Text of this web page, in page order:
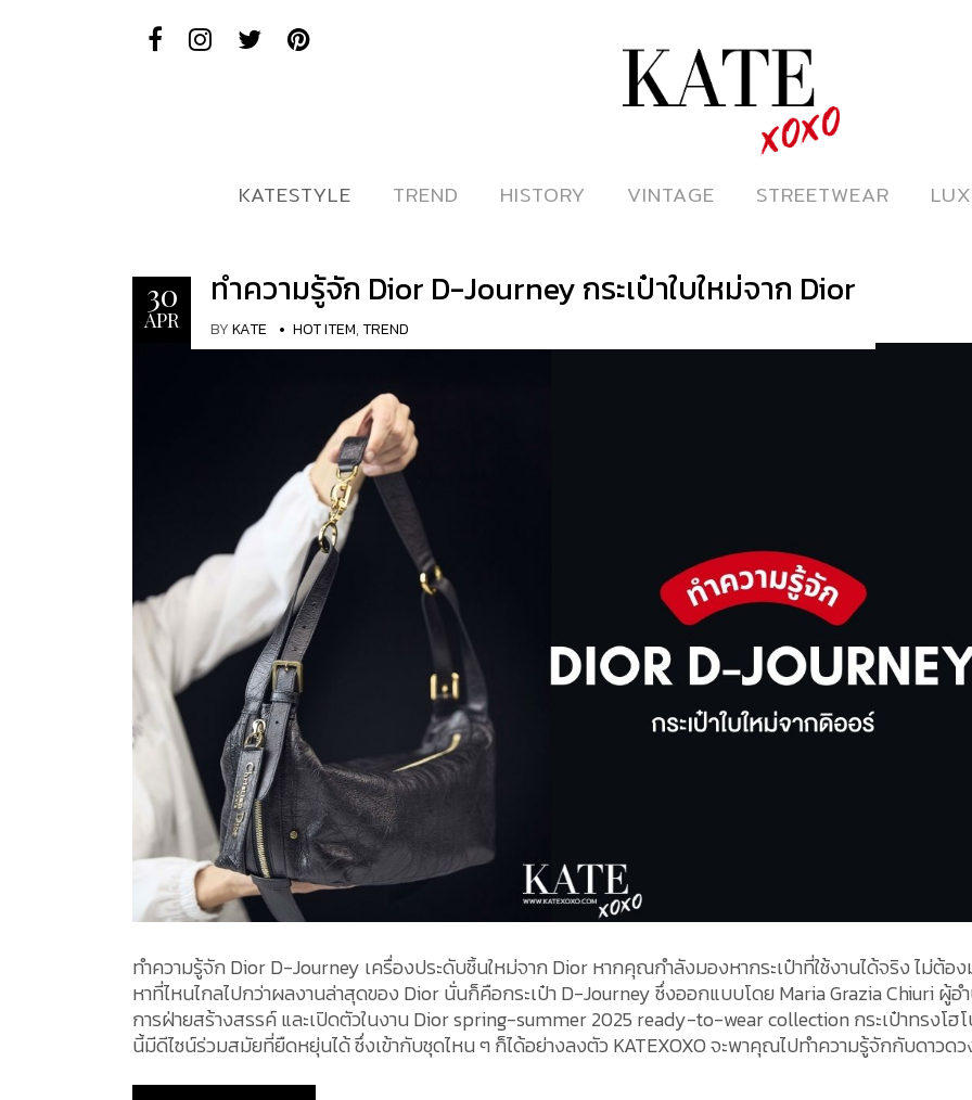
ดูหนังออนไลน์
KATESTYLE
KATESTYLE TREND
TREND HISTORY
HISTORY VINTAGE
VINTAGE STREETWEAR
STREETWEAR
30
APR
ทำความรู้จัก Dior D-Journey กระเป๋าใบใหม่จาก Dior
BYKATE HOT ITEM,TREND
ทำความรู้จัก Dior D-Journey เครื่องประดับชิ้นใหม่จาก Dior หากคุณกำลังมองหากระเป๋าที่ใช้งานได้จริง ไม่ต้อ
หาที่ไหนไกลไปกว่าผลงานล่าสุดของ Dior นั่นก็คือกระเป๋า D-Journey ซึ่งออกแบบโดย Maria Grazia Chiuri ผู้อ
การฝ่ายสร้างสรรค์ และเปิดตัวในงาน Dior spring-summer 2025 ready-to-wear collection กระเป๋าทรงโฮโ
นี้มีดีไซน์ร่วมสมัยที่ยืดหยุ่นได้ ซึ่งเข้ากับชุดไหน ๆ ก็ได้อย่างลงตัว KATEXOXO จะพาคุณไปทำความรู้จักกับดาวดว